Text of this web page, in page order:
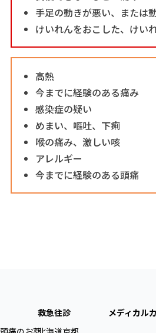
手足の動きが悪い、または
けいれんをおこした、けい
高熱
今までに経験のある痛み
感染症の疑い
めまい、嘔吐、下痢
喉の痛み、激しい咳
アレルギー
今までに経験のある頭痛
救急往診
メディカル